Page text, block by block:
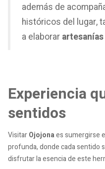
además de
históricos del lugar,
a elaborar artesanías
Experiencia
sentidos
VisitarOjojonaes sumergirse
profunda, donde cada sentido
disfrutar la esencia de este